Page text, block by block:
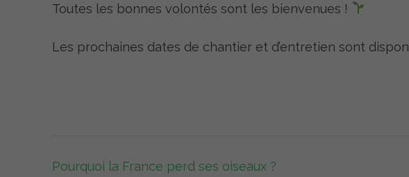
Toutes les bonnes volontés sont les bienvenues !
Les prochaines dates de chantier et d’entretien sont
Navigation
Pourquoi la France perd ses oiseaux ?